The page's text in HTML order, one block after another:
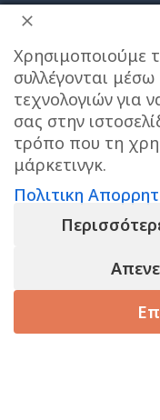
ΔΙΕΥΘΥΝΣΗ
Care stores
ΚΕΝΤΡΙΚΕΣ
Ωράριο
Χρησιμοποιούμε
συλλέγονται
τεχνολογιών για
σας στην
τρόπο που τη
μάρκετινγκ.
Πολιτικη